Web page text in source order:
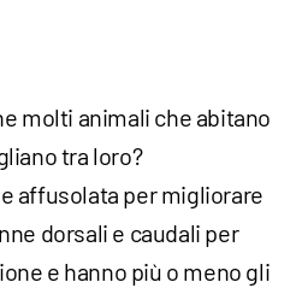
molti animali che abitano
tra loro?
affusolata per migliorare
dorsali e caudali per
e hanno più o meno gli